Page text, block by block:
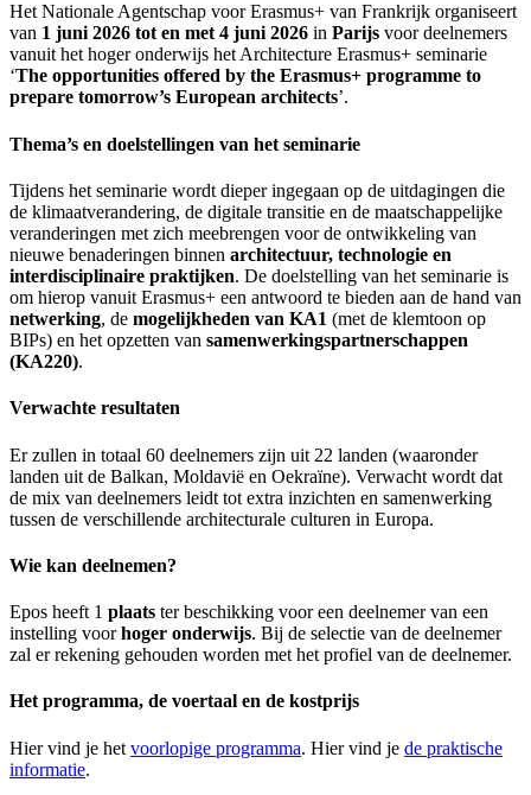
Het Nationale Agentschap voor Erasmus+ van Frankrijk organiseert
van 1 juni 2026 tot en met 4 juni 2026 in Parijs voor deelnemers
vanuit het hoger onderwijs het Architecture Erasmus+ seminarie
‘The opportunities offered by the Erasmus+ programme to
prepare tomorrow’s European architects’.
Thema’s en doelstellingen van het seminarie
Tijdens het seminarie wordt dieper ingegaan op de uitdagingen die
de klimaatverandering, de digitale transitie en de maatschappelijke
veranderingen met zich meebrengen voor de ontwikkeling van
nieuwe benaderingen binnen architectuur, technologie en
interdisciplinaire praktijken. De doelstelling van het seminarie is
om hierop vanuit Erasmus+ een antwoord te bieden aan de hand van
netwerking, de mogelijkheden van KA1 (met de klemtoon op
BIPs) en het opzetten van samenwerkingspartnerschappen
(KA220).
Verwachte resultaten
Er zullen in totaal 60 deelnemers zijn uit 22 landen (waaronder
landen uit de Balkan, Moldavië en Oekraïne). Verwacht wordt dat
de mix van deelnemers leidt tot extra inzichten en samenwerking
tussen de verschillende architecturale culturen in Europa.
Wie kan deelnemen?
Epos heeft 1 plaats ter beschikking voor een deelnemer van een
instelling voorhoger onderwijs. Bij de selectie van de deelnemer
zal er rekening gehouden worden met het profiel van de deelnemer.
Het programma, de voertaal en de kostprijs
Hier vind je het voorlopige programma. Hier vind je de praktische
informatie.